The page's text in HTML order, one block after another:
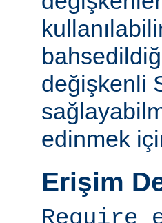
değişkenli
edinmek
Erişim